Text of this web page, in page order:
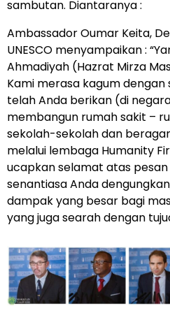
sambutan. Diantaranya :
Ambassador Oumar Keita,
UNESCO menyampaikan :
Ahmadiyah (Hazrat Mirza
Kami merasa kagum
telah Anda berikan (di
membangun rumah sakit –
sekolah-sekolah dan
melalui lembaga Humanity
ucapkan selamat atas
senantiasa Anda
dampak yang besar bagi
yang juga searah dengan